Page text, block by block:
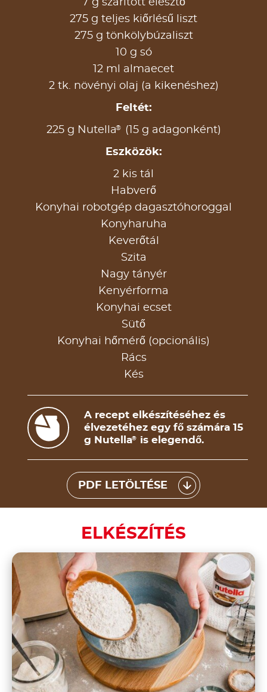
7 g szárított élesztő
275 g teljes kiőrlésű liszt
275 g tönkölybúzaliszt
10 g só
12 ml almaecet
2 tk. növényi olaj (a kikenéshez)
Feltét:
225 g Nutella® (15 g adagonként)
Eszközök:
2 kis tál
Habverő
Konyhai robotgép dagasztóhoroggal
Konyharuha
Keverőtál
Szita
Nagy tányér
Kenyérforma
Konyhai ecset
Sütő
Konyhai hőmérő (opcionális)
Rács
Kés
A recept elkészítéséhez és
élvezetéhez egy fő számára 15
g Nutella® is elegendő.
PDF LETÖLTÉSE
ELKÉSZÍTÉS